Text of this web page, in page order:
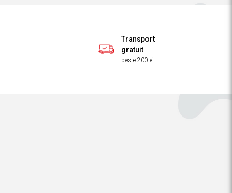
Transport
gratuit
peste 200lei